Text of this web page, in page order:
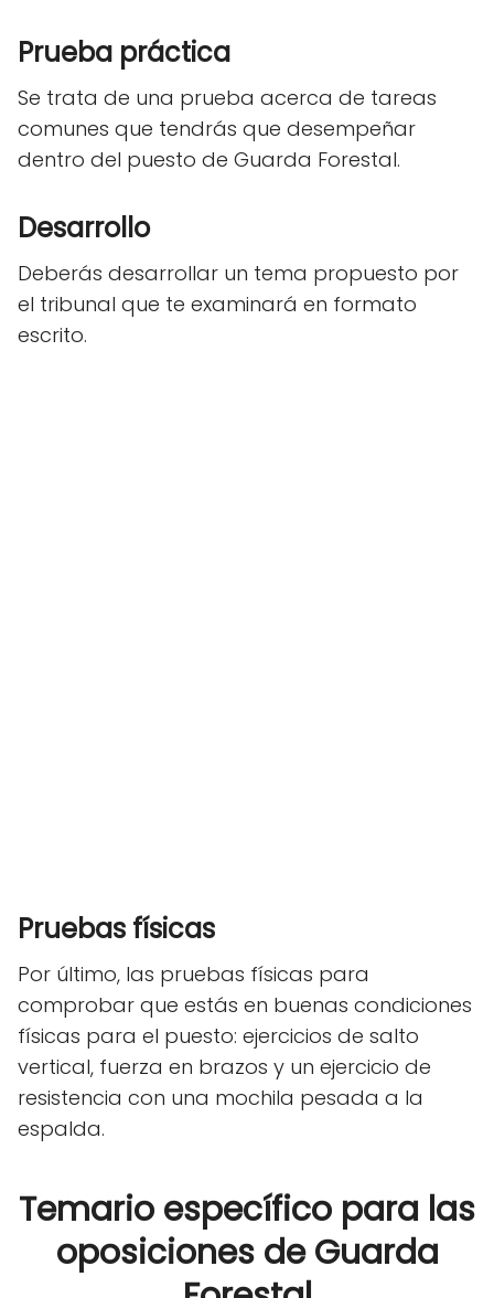
Prueba práctica
Se trata de una prueba acerca de tareas
comunes que tendrás que desempeñar
dentro del puesto de Guarda Forestal.
Desarrollo
Deberás desarrollar un tema propuesto por
el tribunal que te examinará en formato
escrito.
Pruebas físicas
Por último, las pruebas físicas para
comprobar que estás en buenas condiciones
físicas para el puesto: ejercicios de salto
vertical, fuerza en brazos y un ejercicio de
resistencia con una mochila pesada a la
espalda.
Temario específico para las
oposiciones de Guarda